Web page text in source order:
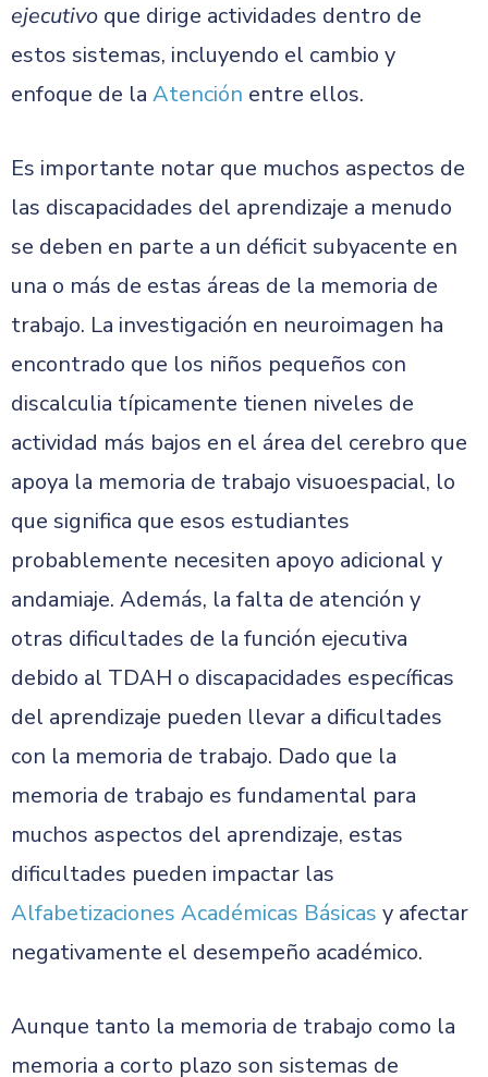
ejecutivo que dirige actividades dentro de
estos sistemas, incluyendo el cambio y
enfoque de la Atención entre ellos.
Es importante notar que muchos aspectos de
las discapacidades del aprendizaje a menudo
se deben en parte a un déficit subyacente en
una o más de estas áreas de la memoria de
trabajo. La investigación en neuroimagen ha
encontrado que los niños pequeños con
discalculia típicamente tienen niveles de
actividad más bajos en el área del cerebro que
apoya la memoria de trabajo visuoespacial, lo
que significa que esos estudiantes
probablemente necesiten apoyo adicional y
andamiaje. Además, la falta de atención y
otras dificultades de la función ejecutiva
debido al TDAH o discapacidades específicas
del aprendizaje pueden llevar a dificultades
con la memoria de trabajo. Dado que la
memoria de trabajo es fundamental para
muchos aspectos del aprendizaje, estas
dificultades pueden impactar las
Alfabetizaciones Académicas Básicas y afectar
negativamente el desempeño académico.
Aunque tanto la memoria de trabajo como la
memoria a corto plazo son sistemas de